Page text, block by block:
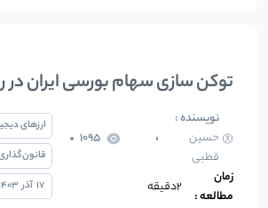
توکن سازی سهام بورسی ایران در
نویسنده :
حسین
قطبی
1095
زمان
مطالعه :
2دقیقه
ارزهای
17 آذر